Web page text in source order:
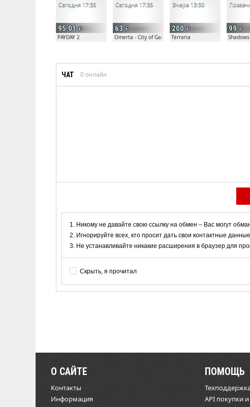
95.01
Сегодня 17:35
PAYDAY 2
63
Сегодня 17:35
Omerta - City of Gangsters
200
Вчера 13:50
Terraria
99
ЧАТ 0 онлайн
Никому не давайте свою ссылку на обмен – Вас могут
Игнорируйте всех, кто просит дать свои контактные
Не устанавливайте никакие расширения в браузер для
Скрыть, я прочитал
О САЙТЕ
Контакты
Информация
ПОМОЩЬ
API покупки